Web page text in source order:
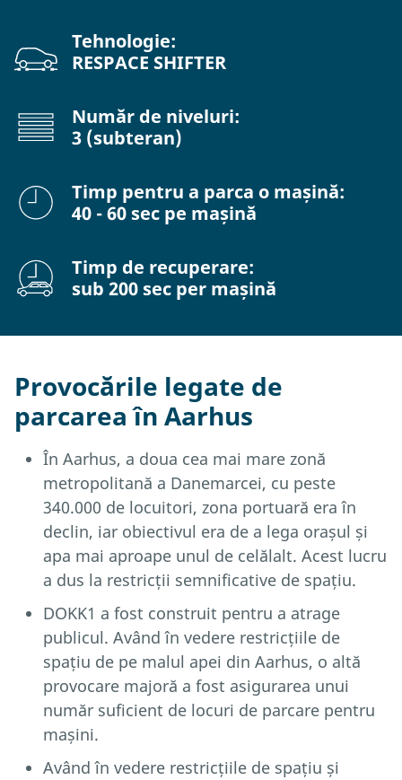
Tehnologie:
RESPACE SHIFTER
Număr de niveluri:
3 (subteran)
Timp pentru a parca o mașină:
40 - 60 sec pe mașină
Timp de recuperare:
sub 200 sec per mașină
Provocările legate de
parcarea în Aarhus
În Aarhus, a doua cea mai mare zonă
metropolitană a Danemarcei, cu peste
340.000 de locuitori, zona portuară era în
declin, iar obiectivul era de a lega orașul și
apa mai aproape unul de celălalt. Acest lucru
a dus la restricții semnificative de spațiu.
DOKK1 a fost construit pentru a atrage
publicul. Având în vedere restricțiile de
spațiu de pe malul apei din Aarhus, o altă
provocare majoră a fost asigurarea unui
număr suficient de locuri de parcare pentru
mașini.
Având în vedere restricțiile de spațiu și